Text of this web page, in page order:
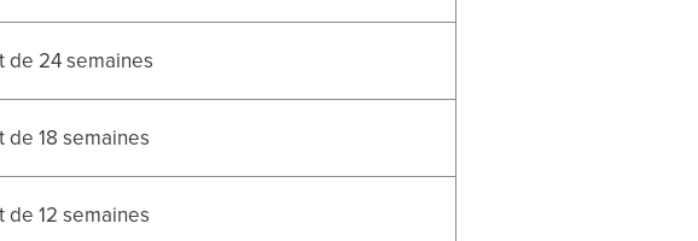
de 24 semaines
de 18 semaines
de 12 semaines